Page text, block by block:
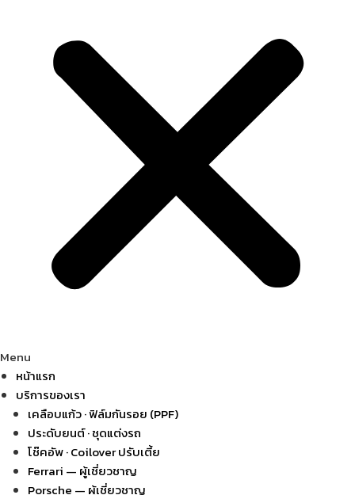
Menu
หน้าแรก
บริการของเรา
เคลือบแก้ว · ฟิล์มกันรอย (PPF)
ประดับยนต์ · ชุดแต่งรถ
โช๊คอัพ · Coilover ปรับเตี้ย
Ferrari — ผู้เชี่ยวชาญ
Porsche — ผู้เชี่ยวชาญ